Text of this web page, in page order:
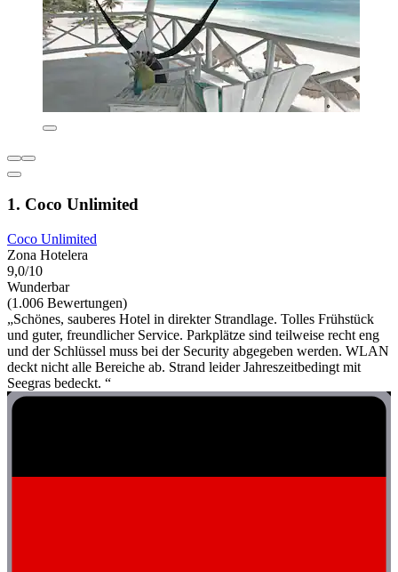
1. Coco Unlimited
Coco Unlimited
Zona Hotelera
9,0/10
Wunderbar
(1.006 Bewertungen)
„Schönes, sauberes Hotel in direkter Strandlage. Tolles Frühstück
und guter, freundlicher Service. Parkplätze sind teilweise recht eng
und der Schlüssel muss bei der Security abgegeben werden. WLAN
deckt nicht alle Bereiche ab. Strand leider Jahreszeitbedingt mit
Seegras bedeckt. “